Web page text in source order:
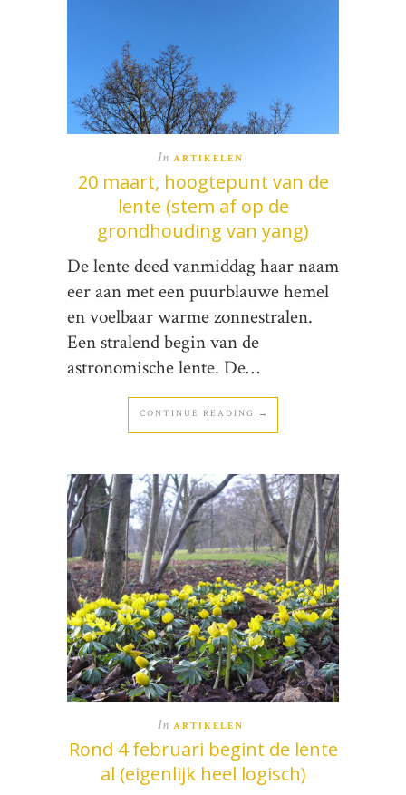
In ARTIKELEN
20 maart, hoogtepunt van de
lente (stem af op de
grondhouding van yang)
De lente deed vanmiddag haar naam
eer aan met een puurblauwe hemel
en voelbaar warme zonnestralen.
Een stralend begin van de
astronomische lente. De…
CONTINUE READING →
In ARTIKELEN
Rond 4 februari begint de lente
al (eigenlijk heel logisch)